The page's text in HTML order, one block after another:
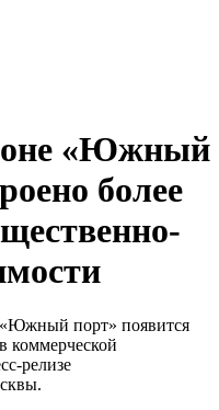
«Южный
более
порт» появится
коммерческой
релизе